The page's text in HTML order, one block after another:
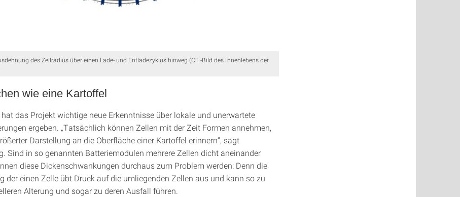
des Zellradius über einen Lade- und Entladezyklus hinweg (CT -Bild des Innenlebens der
wie eine Kartoffel
das Projekt wichtige neue Erkenntnisse über lokale und unerwartete
ergeben. „Tatsächlich können Zellen mit der Zeit Formen annehmen,
Darstellung an die Oberfläche einer Kartoffel erinnern“, sagt
Sind in so genannten Batteriemodulen mehrere Zellen dicht aneinander
diese Dickenschwankungen durchaus zum Problem werden: Denn die
der einen Zelle übt Druck auf die umliegenden Zellen aus und kann so zu
Alterung und sogar zu deren Ausfall führen.